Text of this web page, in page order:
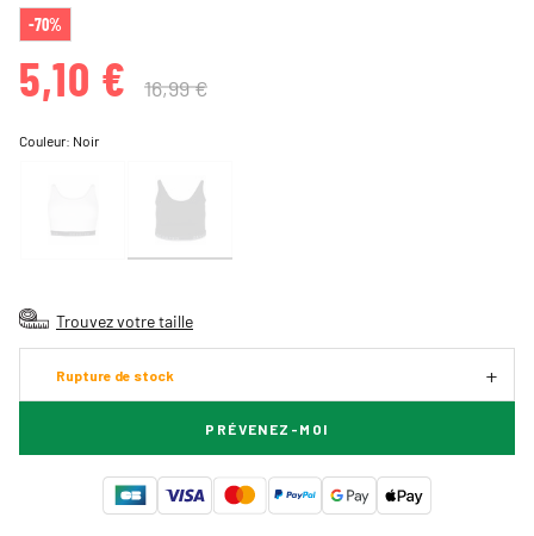
-70%
5,10 € 16,99 €
Couleur: Noir
Trouvez votre taille
Rupture de stock
PRÉVENEZ-MOI